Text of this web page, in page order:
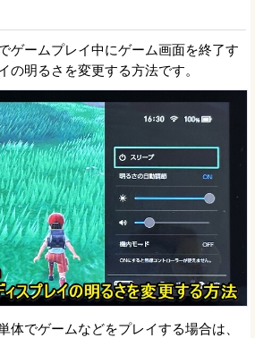
ゲームプレイ中にゲーム画面を終了す
の明るさを変更する方法です。
体でゲームなどをプレイする場合は、